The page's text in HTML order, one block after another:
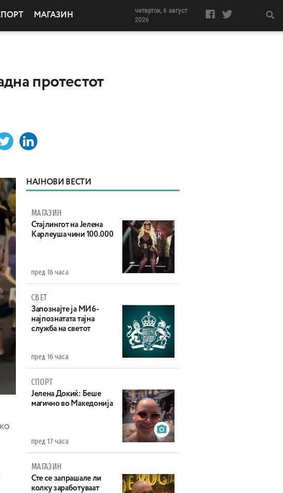
МАГАЗИН
четврток, 6 август
2026
протестот
НАЈНОВИ ВЕСТИ
МАГАЗИН
Стајлингот на Јелена
Карлеуша чини 100.000
пред 16 часа
СВЕТ
Запознајте ја МИ6-
најпознатата тајна
служба на светот
пред 16 часа
СПОРТ
Јелена Докиќ: Беше
магично во Македонија
пред 17 часа
МАГАЗИН
Сте се запрашале ли
колку заработуваат